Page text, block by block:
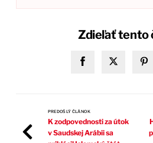
Zdieľať tento
PREDOŠLÝ ČLÁNOK
K zodpovednosti za útok
v Saudskej Arábii sa